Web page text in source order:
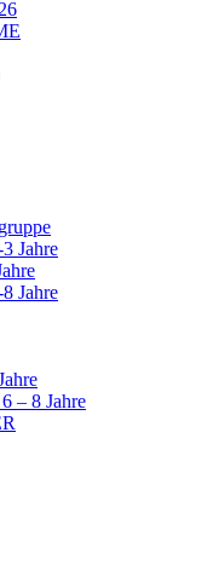
Jahre
Jahre
– 8 Jahre